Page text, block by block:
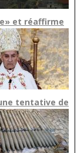
et réaffirme
tentative de